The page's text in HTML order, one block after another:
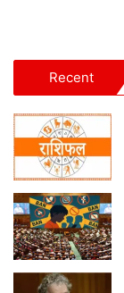
Recent